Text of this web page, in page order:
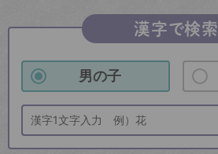
漢字で検索
男の子